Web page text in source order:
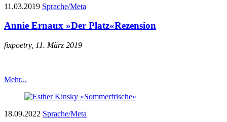
11.03.2019 Sprache/Meta
Annie Ernaux »Der Platz«Rezension
fixpoetry, 11. März 2019
Mehr...
18.09.2022 Sprache/Meta